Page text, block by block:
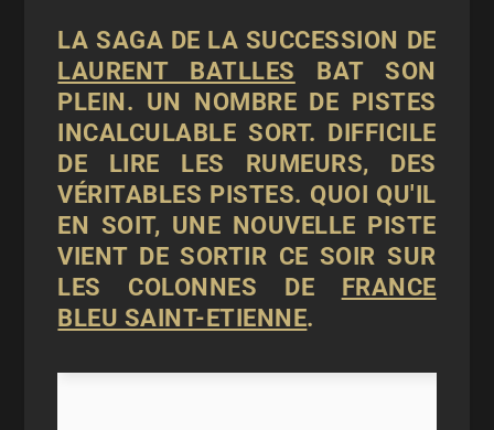
LA SAGA DE LA SUCCESSION DE
LAURENT BATLLES BAT SON
PLEIN. UN NOMBRE DE PISTES
INCALCULABLE SORT. DIFFICILE
DE LIRE LES RUMEURS, DES
VÉRITABLES PISTES. QUOI QU'IL
EN SOIT, UNE NOUVELLE PISTE
VIENT DE SORTIR CE SOIR SUR
LES COLONNES DE FRANCE
BLEU SAINT-ETIENNE.